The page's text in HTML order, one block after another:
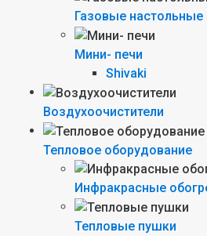
Газовые настольные
Мини- печи
Shivaki
Воздухоочистители
Тепловое оборудование
Инфракрасные
Тепловые пушки